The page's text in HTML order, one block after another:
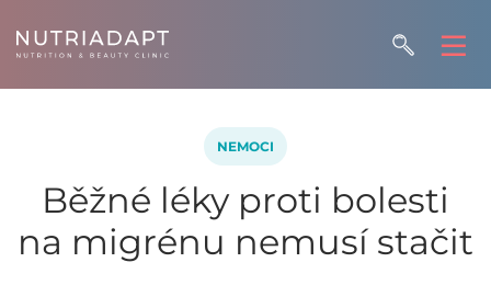
NEMOCI
Běžné léky proti bolesti
na migrénu nemusí stačit